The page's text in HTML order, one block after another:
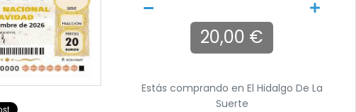
20,00 €
Estás comprando en El Hidalgo De La
Suerte